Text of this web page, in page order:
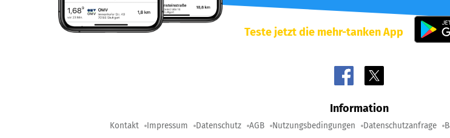
Teste jetzt die mehr-tanken App
Information
Kontakt Impressum Datenschutz AGB Nutzungsbedingungen Datenschutzanfrage